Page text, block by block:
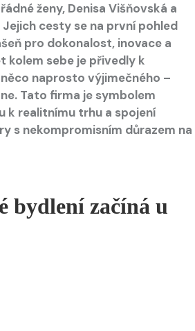
ženy, Denisa Višňovská a
Jejich cesty se na první pohled
pro dokonalost, inovace a
kolem sebe je přivedly k
naprosto výjimečného –
Tato firma je symbolem
k realitnímu trhu a spojení
s nekompromisním důrazem na
bydlení začíná u